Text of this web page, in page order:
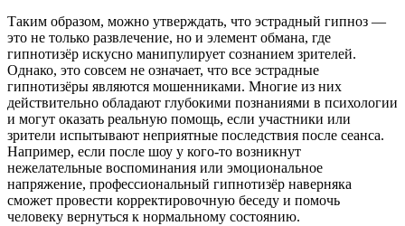
Таким образом, можно утверждать, что эстрадный гипноз —
это не только развлечение, но и элемент обмана, где
гипнотизёр искусно манипулирует сознанием зрителей.
Однако, это совсем не означает, что все эстрадные
гипнотизёры являются мошенниками. Многие из них
действительно обладают глубокими познаниями в психологии
и могут оказать реальную помощь, если участники или
зрители испытывают неприятные последствия после сеанса.
Например, если после шоу у кого-то возникнут
нежелательные воспоминания или эмоциональное
напряжение, профессиональный гипнотизёр наверняка
сможет провести корректировочную беседу и помочь
человеку вернуться к нормальному состоянию.